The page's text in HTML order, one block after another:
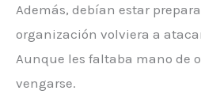
Además, debían estar
organización volviera a
Aunque les faltaba mano de
vengarse.